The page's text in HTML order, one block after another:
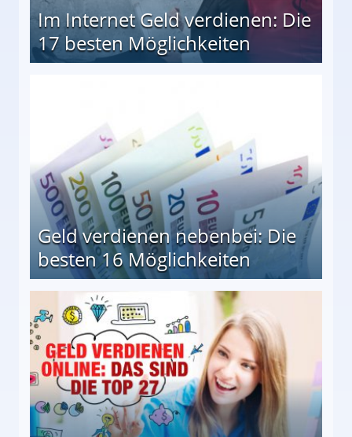
Im Internet Geld verdienen: Die
17 besten Möglichkeiten
Geld verdienen nebenbei: Die
besten 16 Möglichkeiten